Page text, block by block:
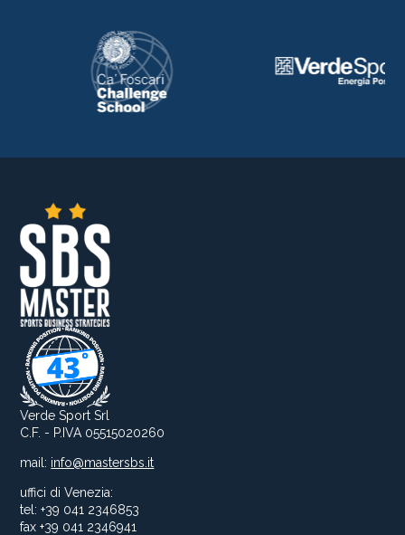
Verde Sport Srl
C.F. - P.IVA 05515020260
mail: info@mastersbs.it
uffici di Venezia:
tel: +39 041 2346853
fax +39 041 2346941